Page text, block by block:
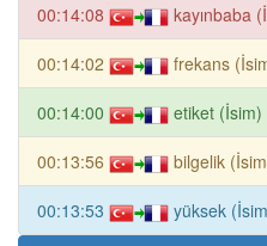
00:14:08 kayınbaba
00:14:02 frekans
00:14:00 etiket (İsim)
00:13:56 bilgelik
00:13:53 yüksek